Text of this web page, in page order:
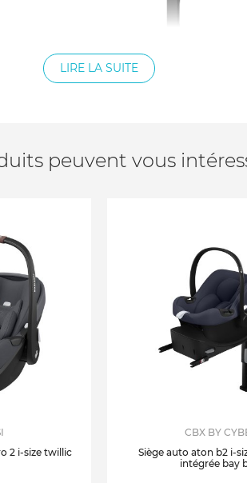
de chocs
séparement)
Bébé
au
LIRE LA SUITE
peuvent vous
2 i-size twillic
CBX BY
Siège auto aton b2 i-
intégrée bay